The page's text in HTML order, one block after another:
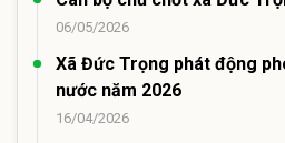
06/05/2026
Xã Đức Trọng phát động
nước năm 2026
16/04/2026